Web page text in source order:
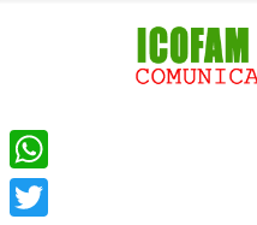
WhatsApp